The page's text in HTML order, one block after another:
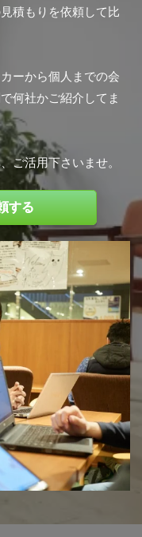
積もりを依頼して比
ーから個人までの会
何社かご紹介してま
ご活用下さいませ。
する